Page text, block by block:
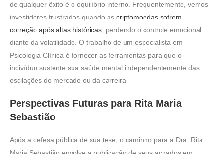
de qualquer êxito é o equilíbrio interno. Frequentemente, vemos
investidores frustrados quando as criptomoedas sofrem
correção após altas históricas , perdendo o controle emocional
diante da volatilidade. O trabalho de um especialista em
Psicologia Clínica é fornecer as ferramentas para que o
indivíduo sustente sua saúde mental independentemente das
oscilações do mercado ou da carreira.
Perspectivas Futuras para Rita Maria
Sebastião
Após a defesa pública de sua tese, o caminho para a Dra. Rita